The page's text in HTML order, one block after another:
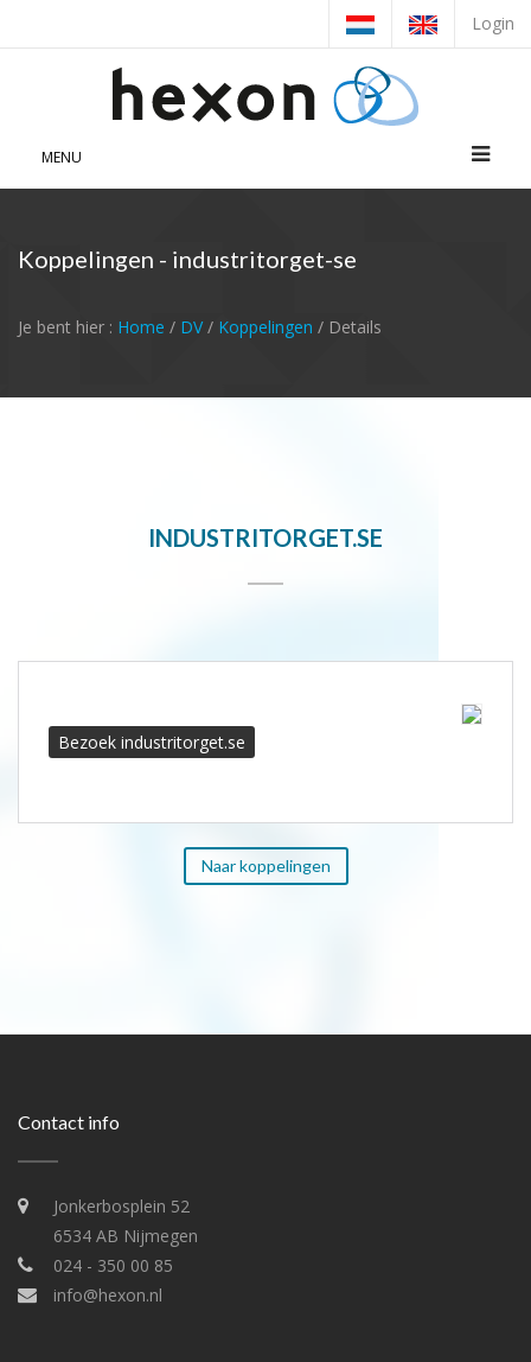
Login
MENU
Koppelingen - industritorget-se
Je bent hier : Home / DV/ Koppelingen / Details
INDUSTRITORGET.SE
Bezoek industritorget.se
Naar koppelingen
Contact info
Jonkerbosplein 52
6534 AB Nijmegen
024 - 350 00 85
info@hexon.nl